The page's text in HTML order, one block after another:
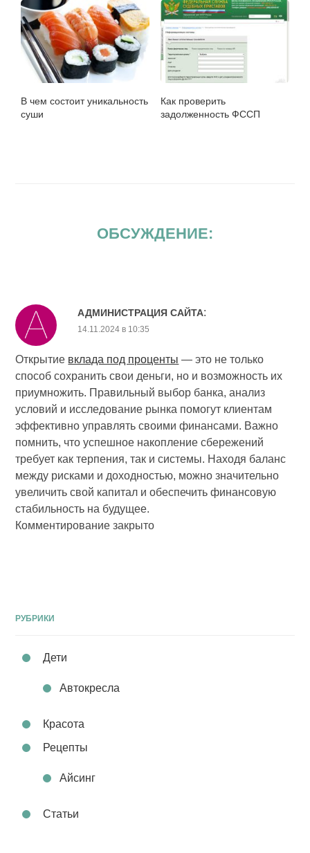
В чем состоит уникальность
суши
Как проверить
задолженность ФССП
ОБСУЖДЕНИЕ:
АДМИНИСТРАЦИЯ САЙТА:
14.11.2024 в 10:35
Открытие вклада под проценты — это не только
способ сохранить свои деньги, но и возможность их
приумножить. Правильный выбор банка, анализ
условий и исследование рынка помогут клиентам
эффективно управлять своими финансами. Важно
помнить, что успешное накопление сбережений
требует как терпения, так и системы. Находя баланс
между рисками и доходностью, можно значительно
увеличить свой капитал и обеспечить финансовую
стабильность на будущее.
Комментирование закрыто
РУБРИКИ
Дети
Автокресла
Красота
Рецепты
Айсинг
Статьи